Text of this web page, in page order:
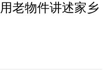
老物件讲述家乡